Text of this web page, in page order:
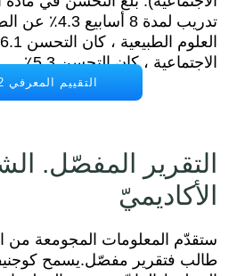
تدريب لمدة 8
الاجتماعية ، كان التحسن 5.3٪.
التقييم المعرفي K-12
التقرير المفصّل.
الأكاديميّ
ستقدّم المعلومات المجومعة من
طالب فتقرير مفصّل.يسمح